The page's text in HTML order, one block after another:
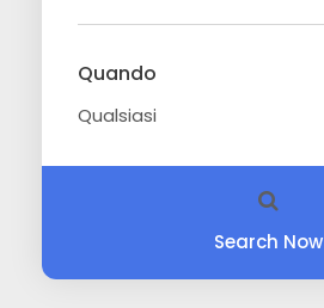
Quando
Search Now